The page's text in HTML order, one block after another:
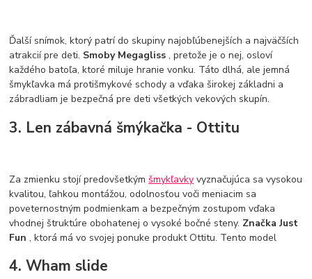
Ďalší snímok, ktorý patrí do skupiny najobľúbenejších a najväčších
atrakcií pre deti. Smoby Megagliss, pretože je o nej, osloví
každého batoľa, ktoré miluje hranie vonku. Táto dlhá, ale jemná
šmykľavka má protišmykové schody a vďaka širokej základni a
zábradliam je bezpečná pre deti všetkých vekových skupín.
3. Len zábavná šmýkačka - Ottitu
Za zmienku stojí predovšetkýmšmykľavky vyznačujúca sa vysokou
kvalitou, ľahkou montážou, odolnosťou voči meniacim sa
poveternostným podmienkam a bezpečným zostupom vďaka
vhodnej štruktúre obohatenej o vysoké bočné steny. Značka Just
Fun, ktorá má vo svojej ponuke produkt Ottitu. Tento model
4. Wham slide